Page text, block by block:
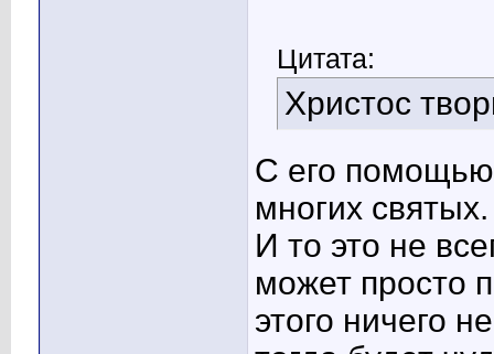
Цитата:
Христос
С его
многих святых.
И то это не
может просто
этого ничего